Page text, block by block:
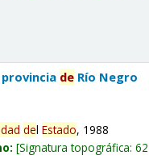
de Río Negro
delEstado, 1988
Signatura topográfica: